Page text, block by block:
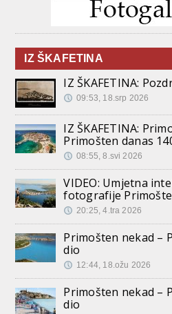
IZ ŠKAFETINA
IZ ŠKAFETINA:
09:53, 18.srp 2026
IZ ŠKAFETINA:
Primošten danas
08:55, 8.svi 2026
VIDEO: Umjetna
fotografije
20:25, 4.tra 2026
Primošten nekad –
dio
12:44, 18.ožu 2026
Primošten nekad –
dio